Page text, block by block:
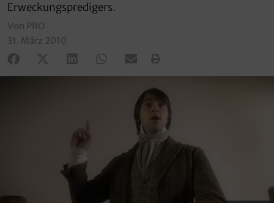
Erweckungspredigers.
Von PRO
31. März 2010